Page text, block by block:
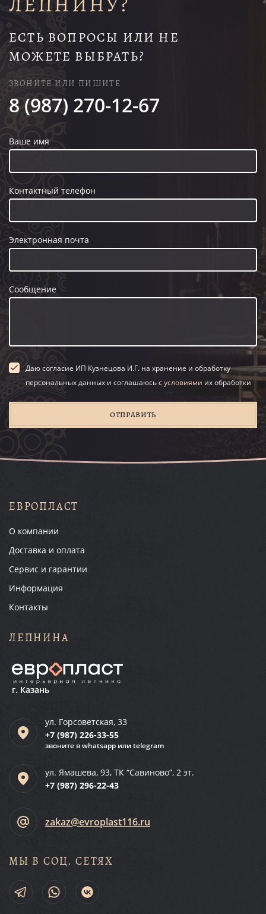
ЕСТЬ ВОПРОСЫ ИЛИ НЕ
МОЖЕТЕ ВЫБРАТЬ?
ЗВОНИТЕ ИЛИ ПИШИТЕ
8 (987) 270-12-67
Ваше имя
Контактный телефон
Электронная почта
Сообщение
Даю согласие ИП Кузнецова И.Г. на хранение и обработку
персональных данных и соглашаюсь сусловиями их обработки
ОТПРАВИТЬ
ЕВРОПЛАСТ
О компании
Доставка и оплата
Сервис и гарантии
Информация
Контакты
ЛЕПНИНА
г. Казань
ул. Горсоветская, 33
+7 (987) 226-33-55
звоните в whatsapp или telegram
ул. Ямашева, 93, ТК “Савиново”, 2 эт.
+7 (987) 296-22-43
zakaz@evroplast116.ru
МЫ В СОЦ. СЕТЯХ